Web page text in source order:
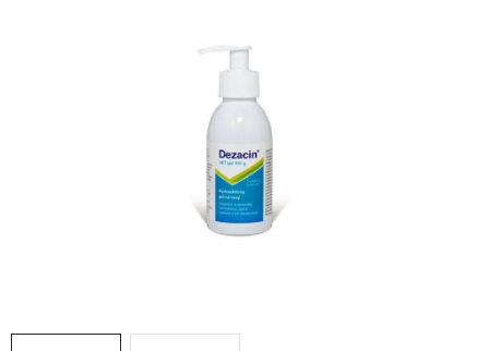
KRÁLÍCI/HLODAVCI/PTÁCI
Ceník dopravy Kontakty
Obchodní podmínky